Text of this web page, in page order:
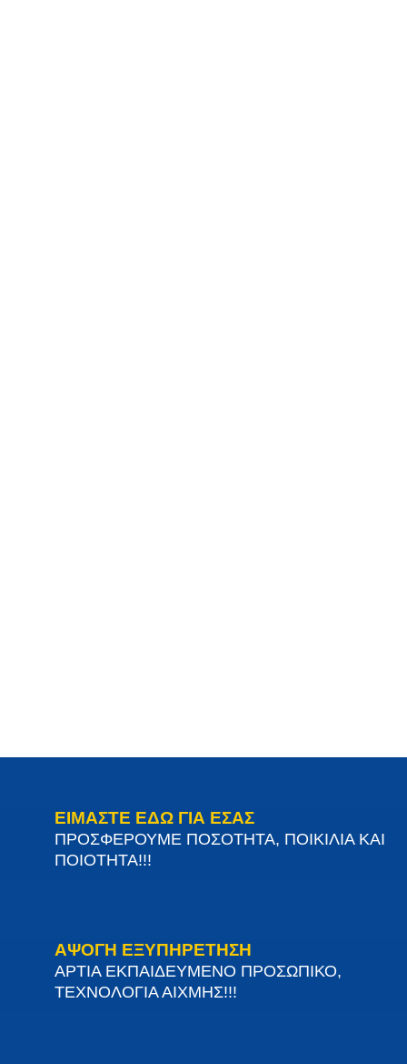
ΕΙΜΑΣΤΕ ΕΔΩ ΓΙΑ ΕΣΑΣ
ΠΡΟΣΦΕΡΟΥΜΕ ΠΟΣΟΤΗΤΑ, ΠΟΙΚΙΛΙΑ ΚΑΙ
ΠΟΙΟΤΗΤΑ!!!
ΑΨΟΓΗ ΕΞΥΠΗΡΕΤΗΣΗ
ΑΡΤΙΑ ΕΚΠΑΙΔΕΥΜΕΝΟ ΠΡΟΣΩΠΙΚΟ,
ΤΕΧΝΟΛΟΓΙΑ ΑΙΧΜΗΣ!!!